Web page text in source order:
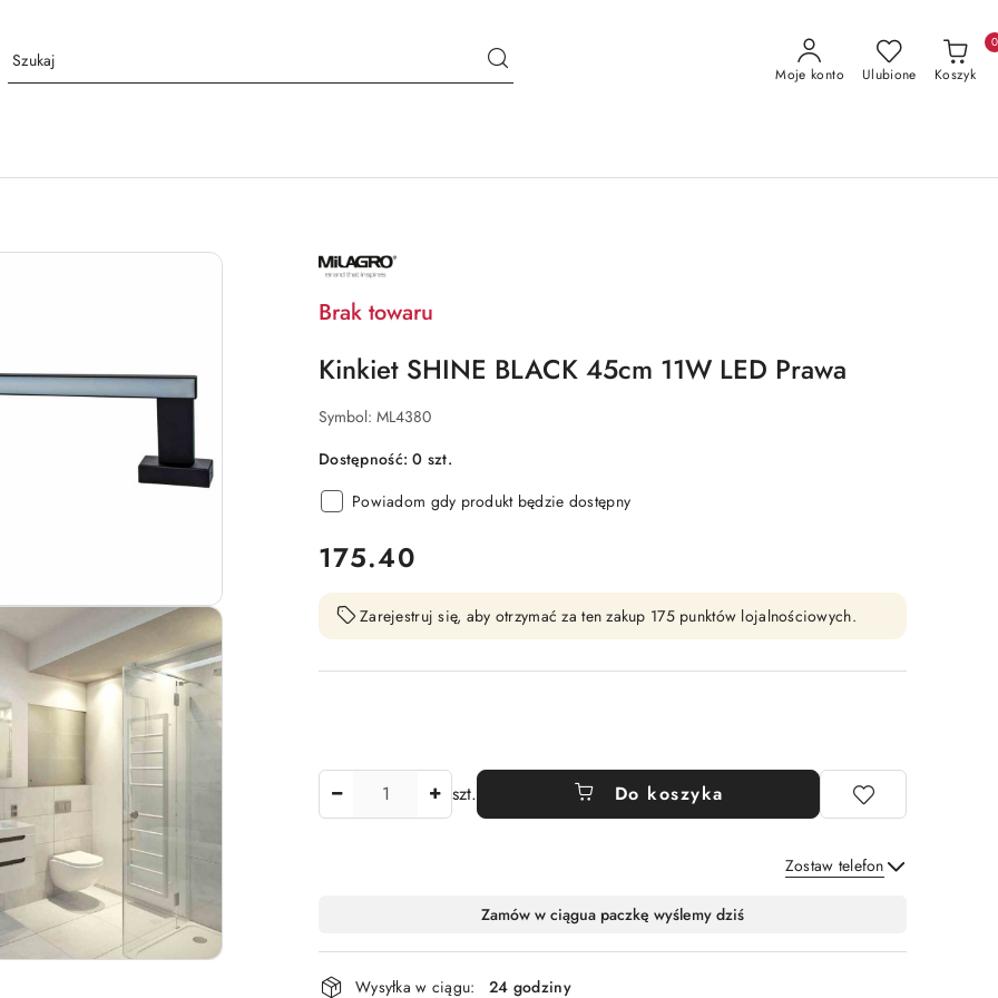
Moje konto Ulubione Koszyk
0
NAZWA
PRODUCENTA:
Brak towaru
Kinkiet SHINE BLACK 45cm 11W LED Prawa
Symbol: ML4380
Dostępność:0 szt.
Powiadom gdy produkt będzie dostępny
cena:
175.40
Zarejestruj się, aby otrzymać za ten zakup 175 punktów lojalnościowych.
szt. Do koszyka
Zostaw telefon
i
dostawa
Zamów w ciągua paczkę wyślemy dziś
Wysyłka w ciągu:
24 godziny